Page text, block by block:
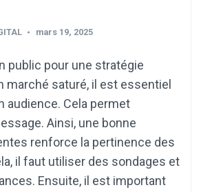
mars 19, 2025
public pour une stratégie
marché saturé, il est essentiel
audience. Cela permet
Ainsi, une bonne
renforce la pertinence des
il faut utiliser des sondages et
Ensuite, il est important